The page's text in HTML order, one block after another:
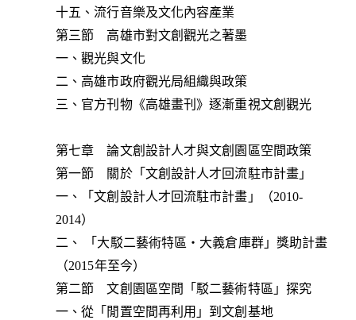
十五、流行音樂及文化內容產業
第三節 高雄市對文創觀光之著墨
一、觀光與文化
二、高雄市政府觀光局組織與政策
三、官方刊物《高雄畫刊》逐漸重視文創觀光
第七章 論文創設計人才與文創園區空間政策
第一節 關於「文創設計人才回流駐市計畫」
一、「文創設計人才回流駐市計畫」（2010-
2014）
二、 「大駁二藝術特區‧大義倉庫群」獎助計畫
（2015年至今）
第二節 文創園區空間「駁二藝術特區」探究
一、從「閒置空間再利用」到文創基地